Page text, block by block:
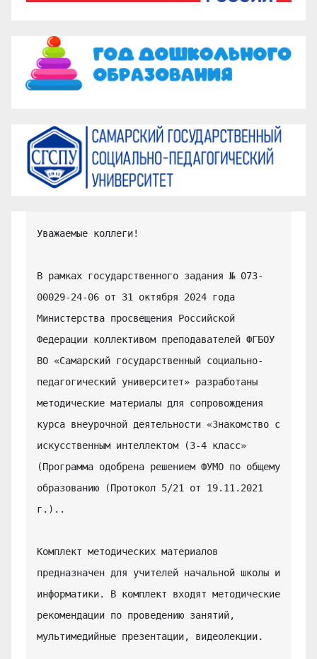
Уважаемые коллеги!
В рамках государственного задания № 073-
00029-24-06 от 31 октября 2024 года
Министерства просвещения Российской
Федерации коллективом преподавателей ФГБОУ
ВО «Самарский государственный социально-
педагогический университет» разработаны
методические материалы для сопровождения
курса внеурочной деятельности «Знакомство с
искусственным интеллектом (3-4 класс»
(Программа одобрена решением ФУМО по общему
образованию (Протокол 5/21 от 19.11.2021
г.)..
Комплект методических материалов
предназначен для учителей начальной школы и
информатики. В комплект входят методические
рекомендации по проведению занятий,
мультимедийные презентации, видеолекции.